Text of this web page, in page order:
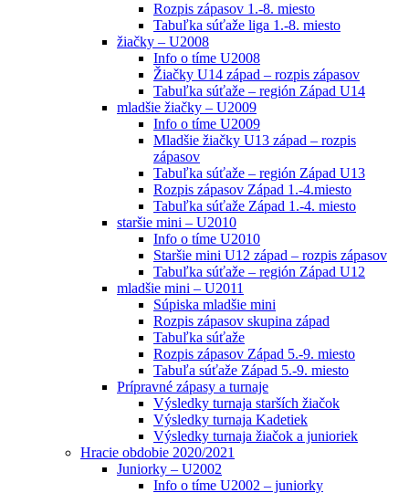
Rozpis zápasov 1.-8. miesto
Tabuľka súťaže liga 1.-8. miesto
žiačky – U2008
Info o tíme U2008
Žiačky U14 západ – rozpis zápasov
Tabuľka súťaže – región Západ U14
mladšie žiačky – U2009
Info o tíme U2009
Mladšie žiačky U13 západ – rozpis
zápasov
Tabuľka súťaže – región Západ U13
Rozpis zápasov Západ 1.-4.miesto
Tabuľka súťaže Západ 1.-4. miesto
staršie mini – U2010
Info o tíme U2010
Staršie mini U12 západ – rozpis zápasov
Tabuľka súťaže – región Západ U12
mladšie mini – U2011
Súpiska mladšie mini
Rozpis zápasov skupina západ
Tabuľka súťaže
Rozpis zápasov Západ 5.-9. miesto
Tabuľa súťaže Západ 5.-9. miesto
Prípravné zápasy a turnaje
Výsledky turnaja starších žiačok
Výsledky turnaja Kadetiek
Výsledky turnaja žiačok a junioriek
Hracie obdobie 2020/2021
Juniorky – U2002
Info o tíme U2002 – juniorky